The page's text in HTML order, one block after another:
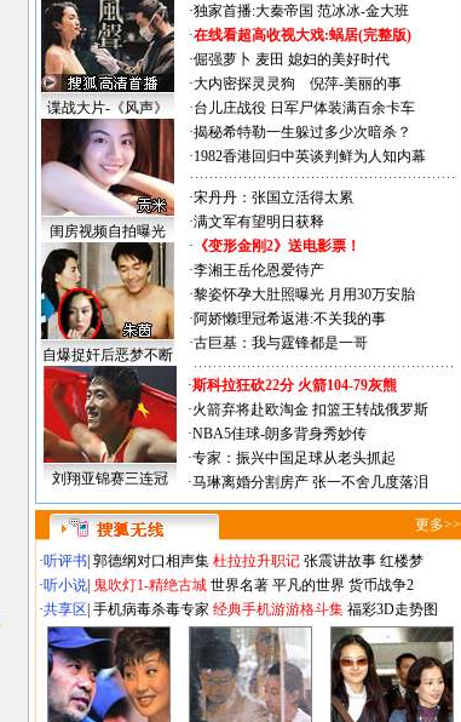
谍战大片-《风声》
闺房视频自拍曝光
自爆捉奸后恶梦不断
·独家首播:大秦帝国 范冰冰-金大班
·在线看超高收视大戏:蜗居(完整版)
·倔强萝卜 麦田 媳妇的美好时代
·大内密探灵灵狗
倪萍-美丽的事
·台儿庄战役 日军尸体装满百余卡车
·揭秘希特勒一生躲过多少次暗杀？
·1982香港回归中英谈判鲜为人知内幕
·宋丹丹：张国立活得太累
·满文军有望明日获释
· 《变形金刚2》送电影票！
·李湘王岳伦恩爱待产
·黎姿怀孕大肚照曝光 月用30万安胎
·阿娇懒理冠希返港:不关我的事
·古巨基：我与霆锋都是一哥
刘翔亚锦赛三连冠
·斯科拉狂砍22分 火箭104-79灰熊
·火箭弃将赴欧淘金 扣篮王转战俄罗斯
·NBA5佳球-朗多背身秀妙传
·专家：振兴中国足球从老头抓起
·马琳离婚分割房产 张一不舍几度落泪
更多>>
·听评书 郭德纲对口相声集 杜拉拉升职记 张震讲故事 红楼梦
·听小说 鬼吹灯1-精绝古城 世界名著 平凡的世界 货币战争2
·共享区 手机病毒杀毒专家 经典手机游游格斗集 福彩3D走势图